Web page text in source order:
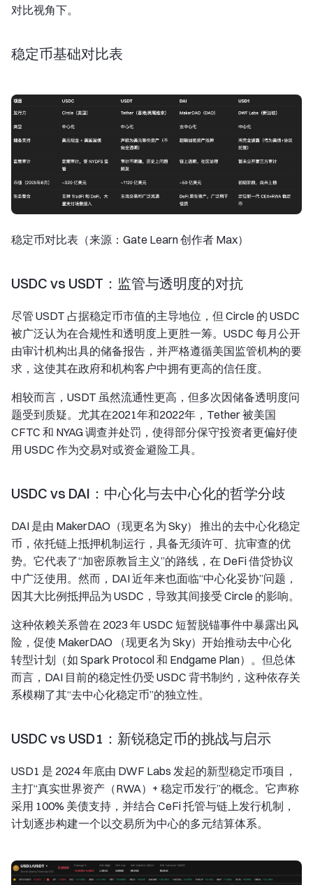
对比视角下。
稳定币基础对比表
稳定币对比表（来源：Gate Learn 创作者 Max）
USDC vs USDT：监管与透明度的对抗
尽管 USDT 占据稳定币市值的主导地位，但 Circle 的 USDC
被广泛认为在合规性和透明度上更胜一筹。USDC 每月公开
由审计机构出具的储备报告，并严格遵循美国监管机构的要
求，这使其在政府和机构客户中拥有更高的信任度。
相较而言，USDT 虽然流通性更高，但多次因储备透明度问
题受到质疑。尤其在2021年和2022年，Tether 被美国
CFTC 和 NYAG 调查并处罚，使得部分保守投资者更偏好使
用 USDC 作为交易对或资金避险工具。
USDC vs DAI：中心化与去中心化的哲学分歧
DAI 是由 MakerDAO（现更名为 Sky） 推出的去中心化稳定
币，依托链上抵押机制运行，具备无须许可、抗审查的优
势。它代表了“加密原教旨主义”的路线，在 DeFi 借贷协议
中广泛使用。然而，DAI 近年来也面临“中心化妥协”问题，
因其大比例抵押品为 USDC，导致其间接受 Circle 的影响。
这种依赖关系曾在 2023 年 USDC 短暂脱锚事件中暴露出风
险，促使 MakerDAO （现更名为 Sky）开始推动去中心化
转型计划（如 Spark Protocol 和 Endgame Plan）。但总体
而言，DAI 目前的稳定性仍受 USDC 背书制约，这种依存关
系模糊了其“去中心化稳定币”的独立性。
USDC vs USD1：新锐稳定币的挑战与启示
USD1 是 2024 年底由 DWF Labs 发起的新型稳定币项目，
主打“真实世界资产（RWA）+ 稳定币发行”的概念。它声称
采用 100% 美债支持，并结合 CeFi 托管与链上发行机制，
计划逐步构建一个以交易所为中心的多元结算体系。